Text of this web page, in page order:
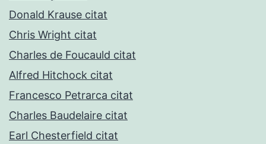
Donald Krause citat
Chris Wright citat
Charles de Foucauld citat
Alfred Hitchock citat
Francesco Petrarca citat
Charles Baudelaire citat
Earl Chesterfield citat